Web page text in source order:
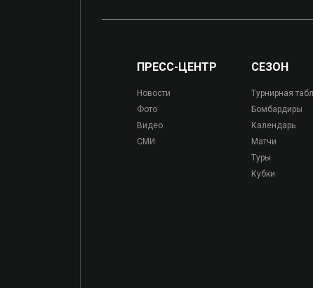
ПРЕСС-ЦЕНТР
Новости
Фото
Видео
СМИ
СЕЗОН
Турнирная
Бомбардиры
Календарь
Матчи
Туры
Кубки